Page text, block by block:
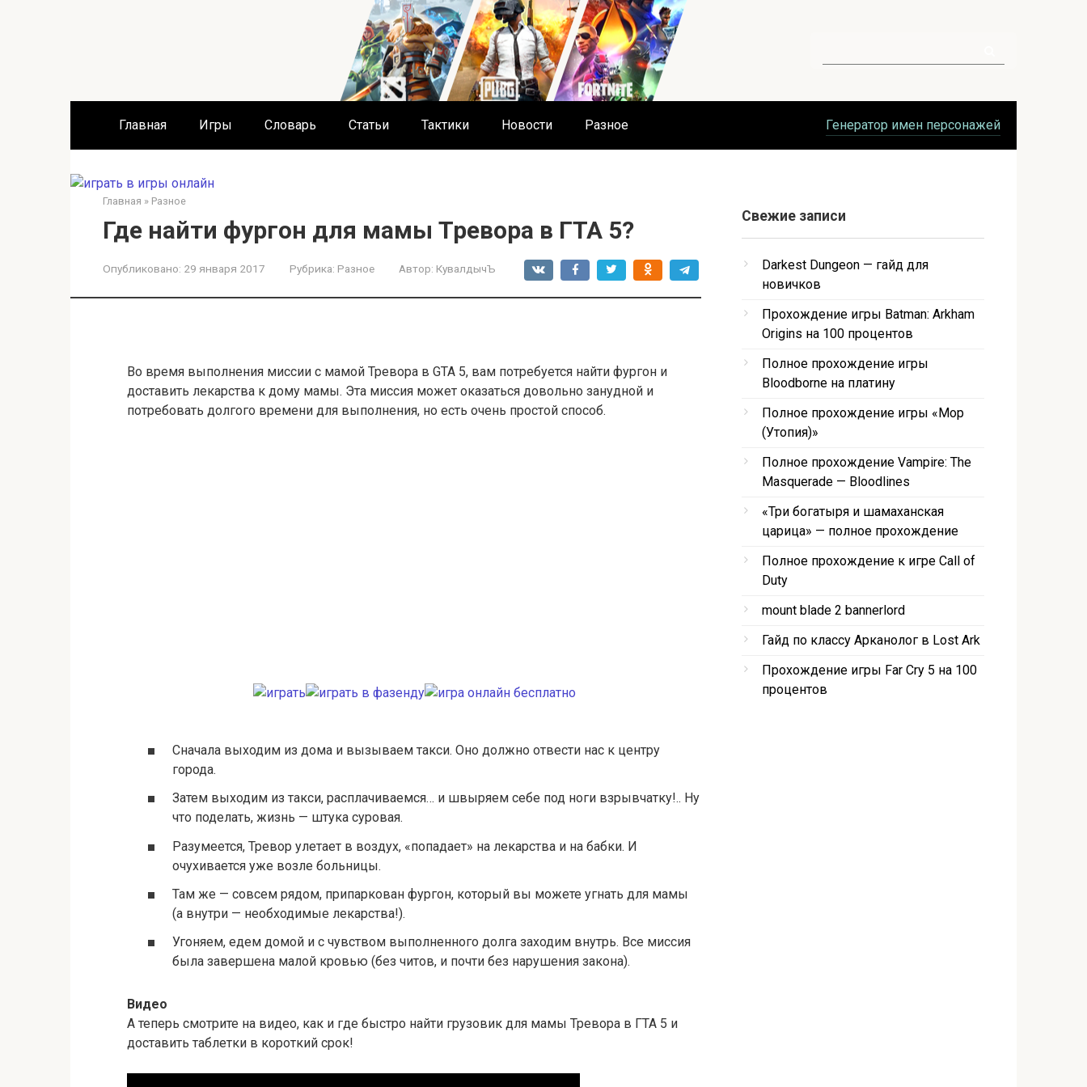
Главная Игры Словарь Статьи Тактики Новости Разное Генератор имен персонажей
Главная » Разное
Где найти фургон для мамы Тревора в ГТА 5?
Опубликовано: 29 января 2017 Рубрика: Разное Автор: КувалдычЪ
Во время выполнения миссии с мамой Тревора в GTA 5, вам потребуется найти фургон и
доставить лекарства к дому мамы. Эта миссия может оказаться довольно занудной и
потребовать долгого времени для выполнения, но есть очень простой способ.
Сначала выходим из дома и вызываем такси. Оно должно отвести нас к центру
города.
Затем выходим из такси, расплачиваемся… и швыряем себе под ноги взрывчатку!.. Ну
что поделать, жизнь — штука суровая.
Разумеется, Тревор улетает в воздух, «попадает» на лекарства и на бабки. И
очухивается уже возле больницы.
Там же — совсем рядом, припаркован фургон, который вы можете угнать для мамы
(а внутри — необходимые лекарства!).
Угоняем, едем домой и с чувством выполненного долга заходим внутрь. Все миссия
была завершена малой кровью (без читов, и почти без нарушения закона).
Видео
А теперь смотрите на видео, как и где быстро найти грузовик для мамы Тревора в ГТА 5 и
доставить таблетки в короткий срок!
Свежие записи
Darkest Dungeon — гайд для
новичков
Прохождение игры Batman: Arkham
Origins на 100 процентов
Полное прохождение игры
Bloodborne на платину
Полное прохождение игры «Мор
(Утопия)»
Полное прохождение Vampire: The
Masquerade — Bloodlines
«Три богатыря и шамаханская
царица» — полное прохождение
Полное прохождение к игре Call of
Duty
mount blade 2 bannerlord
Гайд по классу Арканолог в Lost Ark
Прохождение игры Far Cry 5 на 100
процентов